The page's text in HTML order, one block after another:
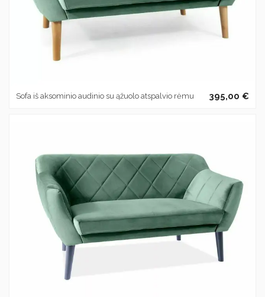
Sofa iš aksominio audinio su ąžuolo atspalvio rėmu 395,00 €